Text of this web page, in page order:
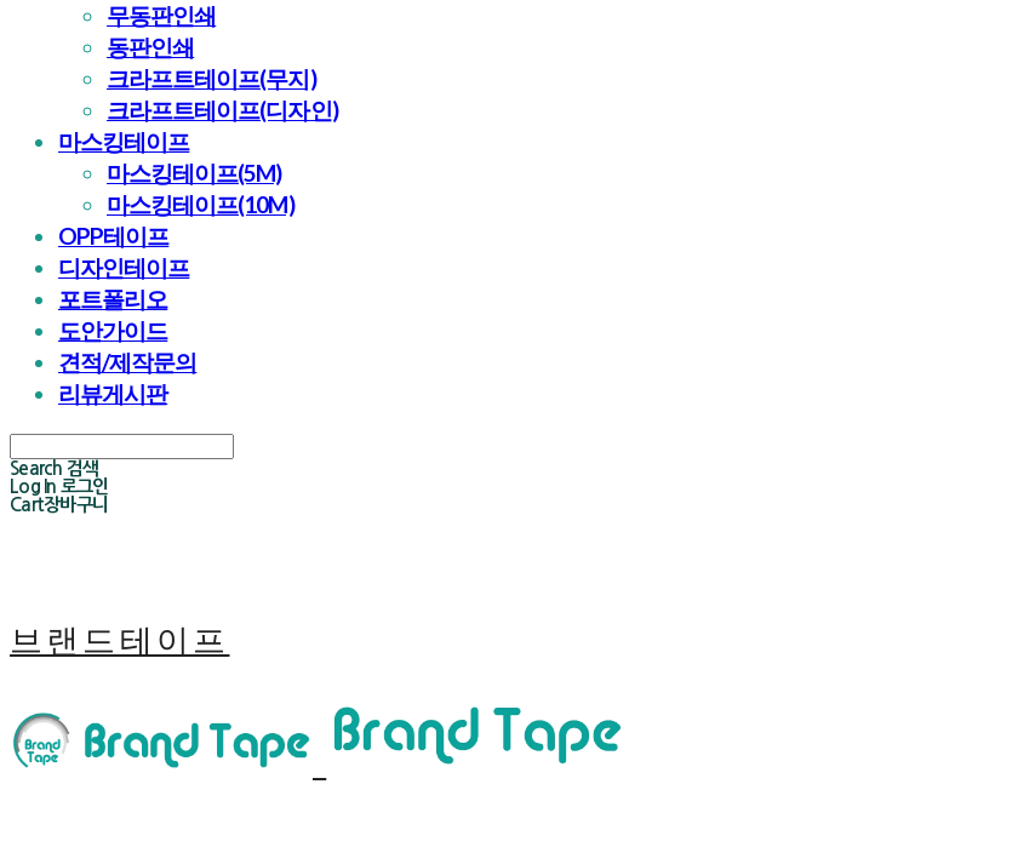
무동판인쇄
동판인쇄
크라프트테이프(무지)
크라프트테이프(디자인)
마스킹테이프
마스킹테이프(5M)
마스킹테이프(10M)
OPP테이프
디자인테이프
포트폴리오
도안가이드
견적/제작문의
리뷰게시판
Search 검색
Log In 로그인
Cart장바구니
브랜드테이프